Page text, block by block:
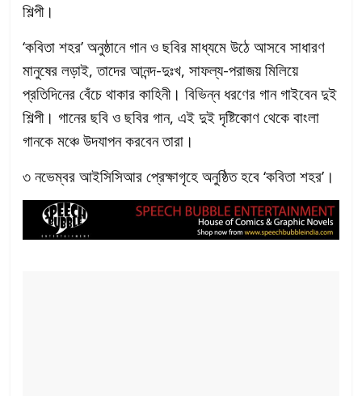
শিল্পী।
‘কবিতা শহর’ অনুষ্ঠানে গান ও ছবির মাধ্যমে উঠে আসবে সাধারণ
মানুষের লড়াই, তাদের আনন্দ-দুঃখ, সাফল্য-পরাজয় মিলিয়ে
প্রতিদিনের বেঁচে থাকার কাহিনী। বিভিন্ন ধরণের গান গাইবেন দুই
শিল্পী। গানের ছবি ও ছবির গান, এই দুই দৃষ্টিকোণ থেকে বাংলা
গানকে মঞ্চে উদযাপন করবেন তারা।
৩ নভেম্বর আইসিসিআর প্রেক্ষাগৃহে অনুষ্ঠিত হবে ‘কবিতা শহর’।